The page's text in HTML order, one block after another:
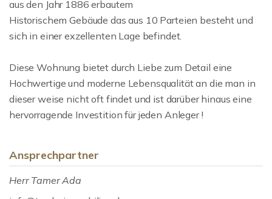
aus den Jahr 1886 erbautem
Historischem Gebäude das aus 10 Parteien besteht und
sich in einer exzellenten Lage befindet.
Diese Wohnung bietet durch Liebe zum Detail eine
Hochwertige und moderne Lebensqualität an die man in
dieser weise nicht oft findet und ist darüber hinaus eine
hervorragende Investition für jeden Anleger !
Ansprechpartner
Herr Tamer Ada